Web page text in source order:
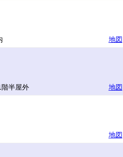
地図
半屋外
地図
地図